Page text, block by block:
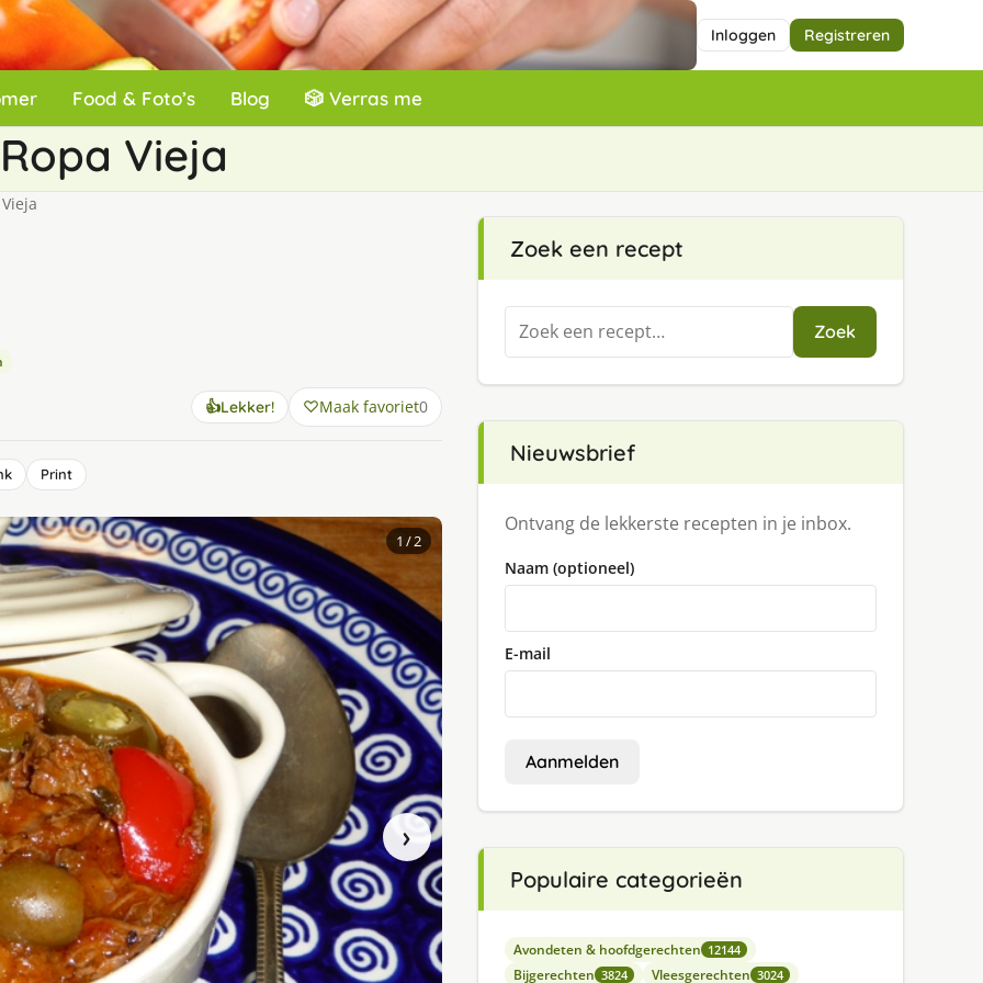
Inloggen Registreren
Food & Foto’s Blog 🎲 Verras me
Vieja
👍Lekker! Maak favoriet0
Print
›
1 / 2
Zoek een recept
Zoeken
naar:
Zoek
Nieuwsbrief
Ontvang de lekkerste recepten in je inbox.
Naam (optioneel)
E-mail
Aanmelden
Populaire categorieën
Avondeten & hoofdgerechten 12144
Bijgerechten 3824 Vleesgerechten 3024